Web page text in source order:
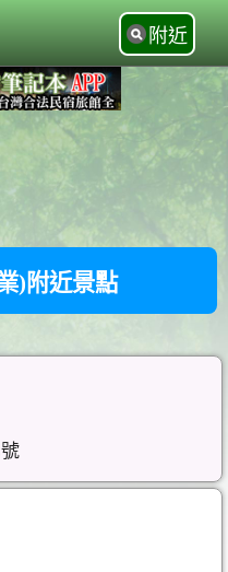
附近
)附近景點